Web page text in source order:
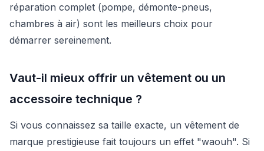
réparation complet (pompe, démonte-pneus,
chambres à air) sont les meilleurs choix pour
démarrer sereinement.
Vaut-il mieux offrir un vêtement ou un
accessoire technique ?
Si vous connaissez sa taille exacte, un vêtement de
marque prestigieuse fait toujours un effet "waouh". Si